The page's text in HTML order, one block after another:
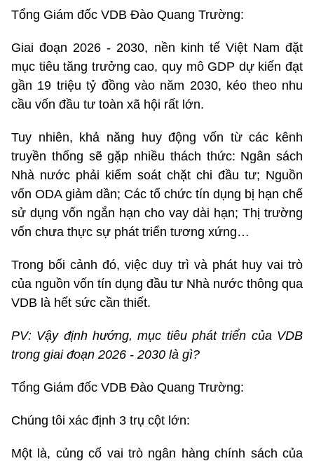
Tổng Giám đốc VDB Đào Quang Trường:
Giai đoạn 2026 - 2030, nền kinh tế Việt Nam đặt
mục tiêu tăng trưởng cao, quy mô GDP dự kiến đạt
gần 19 triệu tỷ đồng vào năm 2030, kéo theo nhu
cầu vốn đầu tư toàn xã hội rất lớn.
Tuy nhiên, khả năng huy động vốn từ các kênh
truyền thống sẽ gặp nhiều thách thức: Ngân sách
Nhà nước phải kiểm soát chặt chi đầu tư; Nguồn
vốn ODA giảm dần; Các tổ chức tín dụng bị hạn chế
sử dụng vốn ngắn hạn cho vay dài hạn; Thị trường
vốn chưa thực sự phát triển tương xứng…
Trong bối cảnh đó, việc duy trì và phát huy vai trò
của nguồn vốn tín dụng đầu tư Nhà nước thông qua
VDB là hết sức cần thiết.
PV: Vậy định hướng, mục tiêu phát triển của VDB
trong giai đoạn 2026 - 2030 là gì?
Tổng Giám đốc VDB Đào Quang Trường:
Chúng tôi xác định 3 trụ cột lớn:
Một là, củng cố vai trò ngân hàng chính sách của